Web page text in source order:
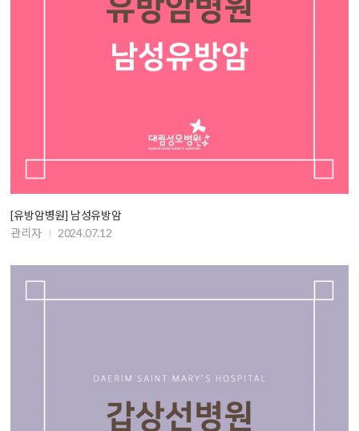
[유방암병원] 남성유방암
관리자
2024.07.12